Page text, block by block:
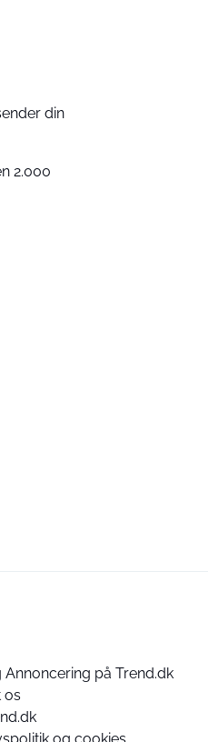
din
2.000
Annoncering på Trend.dk
os